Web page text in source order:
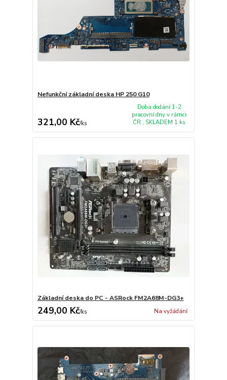
Nefunkční základní deska HP 250 G10
321,00 Kč/ks
Doba dodání 1-2
pracovní dny v rámci
ČR , SKLADEM 1 ks
Základní deska do PC - ASRock FM2A68M-DG3+
249,00 Kč/ks Na vyžádání